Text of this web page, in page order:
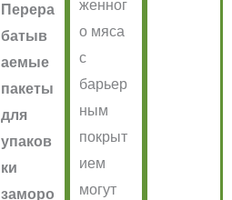
Перера
батыв
аемые
пакеты
для
упаков
ки
заморо
женног
о мяса
с
барьер
ным
покрыт
ием
могут